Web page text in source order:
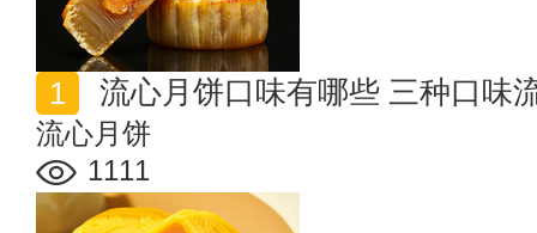
流心月饼口味有哪些 三种口味
流心月饼
1111